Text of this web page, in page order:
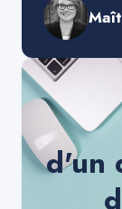
d'un